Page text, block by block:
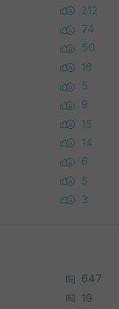
212
74
50
16
5
9
15
14
6
5
3
647
19